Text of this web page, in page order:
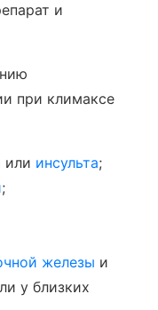
и
при климаксе
или инсульта;
;
железы и
у близких